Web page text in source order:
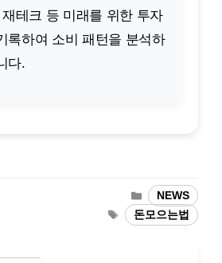
테크 등 미래를 위한 투자
록하여 소비 패턴을 분석하
다.
카
테
고
NEWS
태
그
돈모으는법